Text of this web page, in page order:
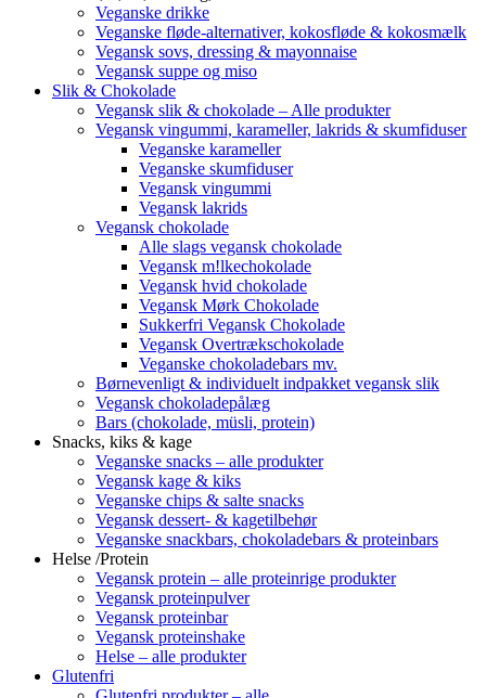
Veganske drikke
Veganske fløde-alternativer, kokosfløde & kokosmælk
Vegansk sovs, dressing & mayonnaise
Vegansk suppe og miso
Slik & Chokolade
Vegansk slik & chokolade – Alle produkter
Vegansk vingummi, karameller, lakrids & skumfiduser
Veganske karameller
Veganske skumfiduser
Vegansk vingummi
Vegansk lakrids
Vegansk chokolade
Alle slags vegansk chokolade
Vegansk m!lkechokolade
Vegansk hvid chokolade
Vegansk Mørk Chokolade
Sukkerfri Vegansk Chokolade
Vegansk Overtrækschokolade
Veganske chokoladebars mv.
Børnevenligt & individuelt indpakket vegansk slik
Vegansk chokoladepålæg
Bars (chokolade, müsli, protein)
Snacks, kiks & kage
Veganske snacks – alle produkter
Vegansk kage & kiks
Veganske chips & salte snacks
Vegansk dessert- & kagetilbehør
Veganske snackbars, chokoladebars & proteinbars
Helse /Protein
Vegansk protein – alle proteinrige produkter
Vegansk proteinpulver
Vegansk proteinbar
Vegansk proteinshake
Helse – alle produkter
Glutenfri